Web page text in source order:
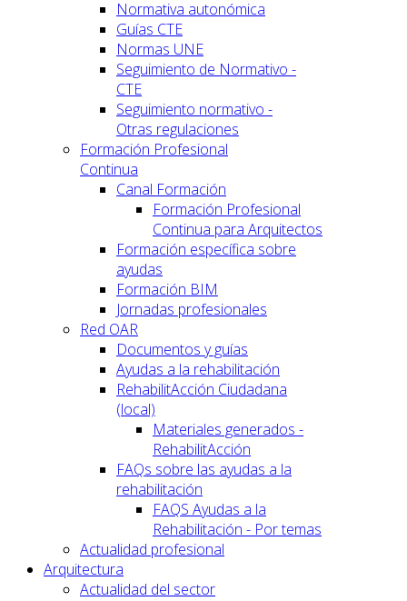
Normativa autonómica
Guías CTE
Normas UNE
Seguimiento de Normativo -
CTE
Seguimiento normativo -
Otras regulaciones
Formación Profesional
Continua
Canal Formación
Formación Profesional
Continua para Arquitectos
Formación específica sobre
ayudas
Formación BIM
Jornadas profesionales
Red OAR
Documentos y guías
Ayudas a la rehabilitación
RehabilitAcción Ciudadana
(local)
Materiales generados -
RehabilitAcción
FAQs sobre las ayudas a la
rehabilitación
FAQS Ayudas a la
Rehabilitación - Por temas
Actualidad profesional
Arquitectura
Actualidad del sector